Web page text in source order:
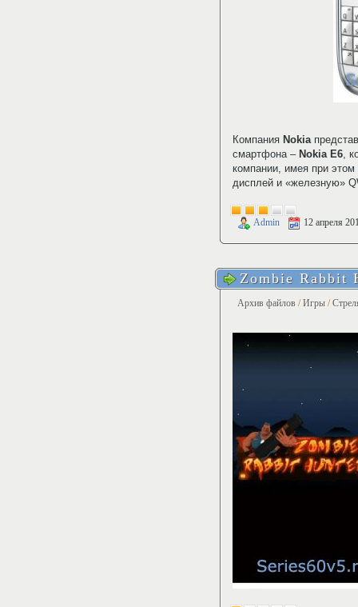
Компания Nokia
смартфона –Nokia E6,
компании, имея при
дисплей и «железную»
Admin 12 апреля
Zombie Rabbit
Архив файлов /Игры /